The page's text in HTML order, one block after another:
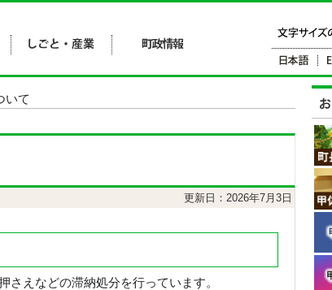
いて
更新日：2026年7月3日
えなどの滞納処分を行っています。